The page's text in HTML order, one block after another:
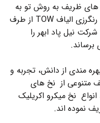
به نخ های ظریف به روش تو به
تاپس از یک طرف و لزوم انجام فرآیند رنگرزی الیاف TOW از طرف
نیل پاد ابهر را
این مجموعه در سال 1400 با بهره مندی از دانش، تجربه و
متنوعی از نخ های
انواع نخ میکرو اکریلیک
نموده اند.